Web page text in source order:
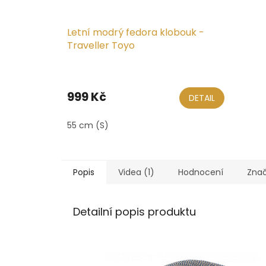
Letní modrý fedora klobouk -
Traveller Toyo
produktu
je
z
999 Kč DETAIL
55 cm (S)
Popis Videa (1) Hodnocení
Detailní popis produktu